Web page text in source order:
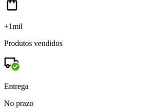
+1mil
Produtos vendidos
Entrega
No prazo